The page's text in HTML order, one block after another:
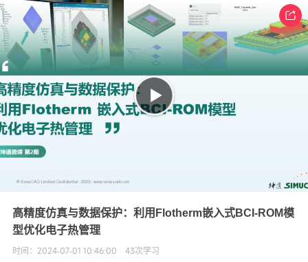
高精度仿真与数据保护：利用Flotherm嵌入式BCI-ROM模
型优化电子热管理
时间： 2024-07-01 10:46:00 43次学习